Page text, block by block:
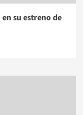
su estreno de